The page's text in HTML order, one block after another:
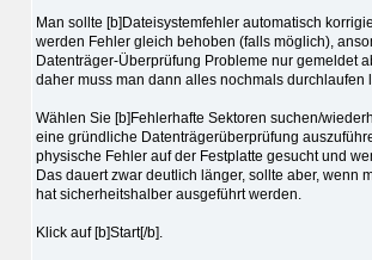
Man sollte [b]Dateisystemfehler automatisch
werden Fehler gleich behoben (falls möglich),
Datenträger-Überprüfung Probleme nur gemeldet
daher muss man dann alles nochmals durchlaufen
Wählen Sie [b]Fehlerhafte Sektoren suchen/
eine gründliche Datenträgerüberprüfung
physische Fehler auf der Festplatte gesucht und
Das dauert zwar deutlich länger, sollte aber, wenn
hat sicherheitshalber ausgeführt werden.
Klick auf [b]Start[/b].